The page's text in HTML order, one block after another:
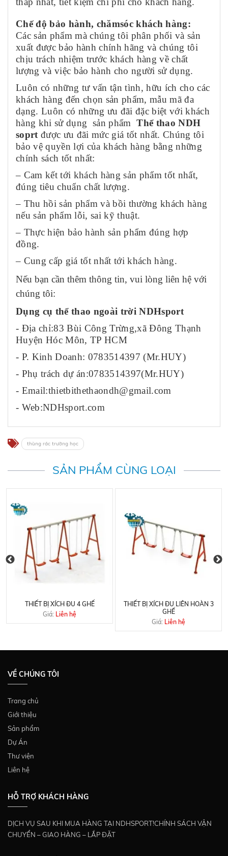
Chế độ bảo hành, chămsóc khách hàng:
Các sản phẩm mà chúng tôi phân phối và sản
xuất được bảo hành chính hãng và chúng tôi
chịu trách nhiệm trước khách hàng về chất
lượng và việc bảo hành cho người sử dụng.
Luôn có những tư vấn tận tình, hữu ích cho các
khách hàng đến chọn sản phẩm, mẫu mã đa
dạng. Luôn có những ưu đãi đặc biệt với khách
hàng khi sử dụng sản phẩmThể thao NDH
soprt được ưu đãi mức giá tốt nhất. Chúng tôi
bảo vệ quyền lợi của khách hàng bằng những
chính sách tốt nhất:
– Cam kết tới khách hàng sản phẩm tốt nhất,
đúng tiêu chuẩn chất lượng.
– Thu hồi sản phẩm và bồi thường khách hàng
nếu sản phẩm lỗi, sai kỹ thuật.
– Thực hiện bảo hành sản phẩm đúng hợp
đồng.
– Cung cấp giá tốt nhất tới khách hàng.
Nếu bạn cần thêm thông tin, vui lòng liên hệ với
chúng tôi:
Dụng cụ thể thao ngoài trời NDHsport
- Địa chỉ:83 Bùi Công Trừng,xã Đông Thạnh
Huyện Hóc Môn, TP HCM
- P. Kinh Doanh: 0783514397 (Mr.HUY)
- Phụ trách dự án:0783514397(Mr.HUY)
- Email:thietbithethaondh@gmail.com
- Web:NDHsport.com
thùng rác trường học
SẢN PHẨM CÙNG LOẠI
THIẾT BỊ XÍCH ĐU 4 GHẾ
Giá: Liên hệ
THIẾT BỊ XÍCH ĐU LIÊN HOÀN 3
GHẾ
Giá: Liên hệ
VỀ CHÚNG TÔI
Trang chủ
Giới thiệu
Sản phẩm
Dự Án
Thư viện
Liên hệ
HỖ TRỢ KHÁCH HÀNG
DỊCH VỤ SAU KHI MUA HÀNG TẠI NDHSPORT!CHÍNH SÁCH VẬN
CHUYỂN – GIAO HÀNG – LẮP ĐẶT